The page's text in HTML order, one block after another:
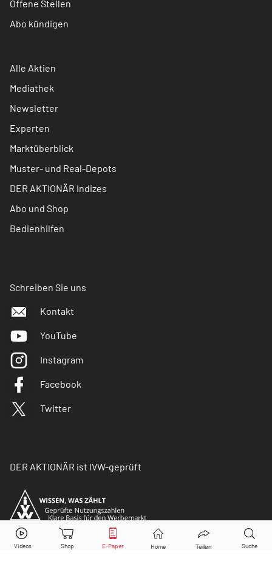
Offene Stellen
Abo kündigen
Alle Aktien
Mediathek
Newsletter
Experten
Marktüberblick
Muster- und Real-Depots
DER AKTIONÄR Indizes
Abo und Shop
Bedienhilfen
Schreiben Sie uns
Kontakt
YouTube
Instagram
Facebook
Twitter
DER AKTIONÄR ist IVW-geprüft